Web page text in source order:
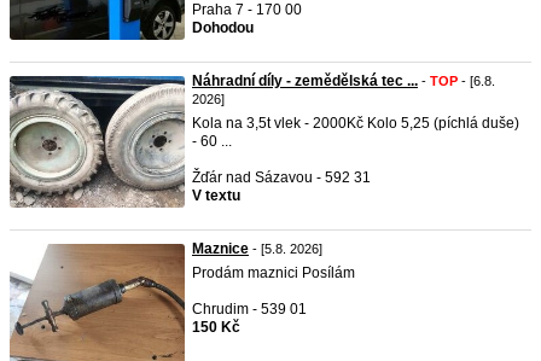
Praha 7 - 170 00
Dohodou
Náhradní díly - zemědělská tec ... - TOP - [6.8.
2026]
Kola na 3,5t vlek - 2000Kč Kolo 5,25 (píchlá duše)
- 60 ...
Žďár nad Sázavou - 592 31
V textu
Maznice - [5.8. 2026]
Prodám maznici Posílám
Chrudim - 539 01
150 Kč